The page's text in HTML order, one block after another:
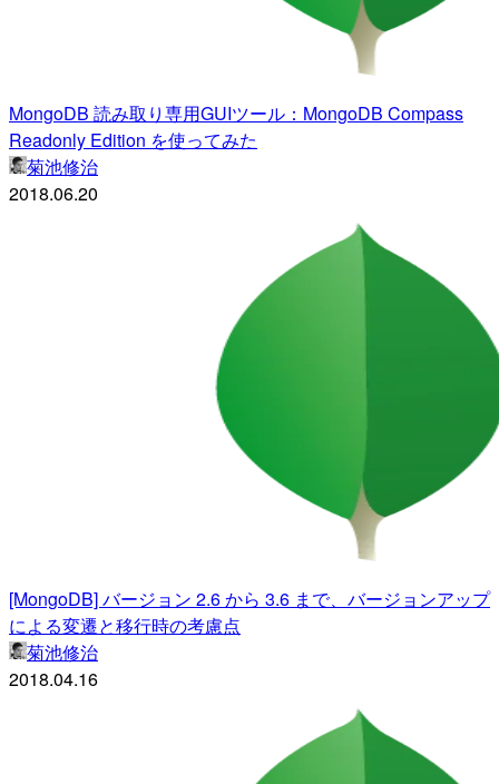
MongoDB 読み取り専用GUIツール：MongoDB Compass
Readonly Edition を使ってみた
菊池修治
2018.06.20
[MongoDB] バージョン 2.6 から 3.6 まで、バージョンアップ
による変遷と移行時の考慮点
菊池修治
2018.04.16